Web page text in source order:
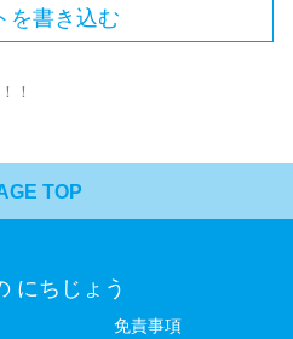
を書き込む
！
TOP
にちじょう
免責事項